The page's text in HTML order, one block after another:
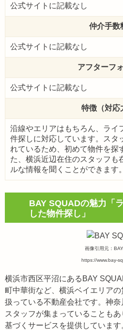
公式サイトに記載なし
仲介手数
公式サイトに記載なし
アフターフ
公式サイトに記載なし
特徴（対応
沿線やエリアはもちろん、ライ
件探しに対応しています。スタ
れているため、初めて物件を探
た、横浜近辺在住のスタッフも
ルな情報を聞くことができます。
BAY SQUADの魅力「
した物件探し」
画像引用元：
https://www.bay-
横浜市西区平沼にあるBAY
町中華街など、横浜ベイエリア
扱っている不動産会社です。神
スタッフが集まっていることも
基づくサービスを提供しています